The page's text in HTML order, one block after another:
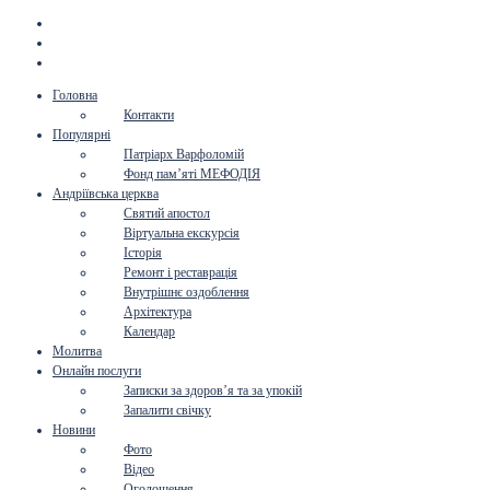
Головна
Контакти
Популярні
Патріарх Варфоломій
Фонд пам’яті МЕФОДІЯ
Андріївська церква
Святий апостол
Віртуальна екскурсія
Історія
Ремонт і реставрація
Внутрішнє оздоблення
Архітектура
Календар
Молитва
Онлайн послуги
Записки за здоров’я та за упокій
Запалити свічку
Новини
Фото
Відео